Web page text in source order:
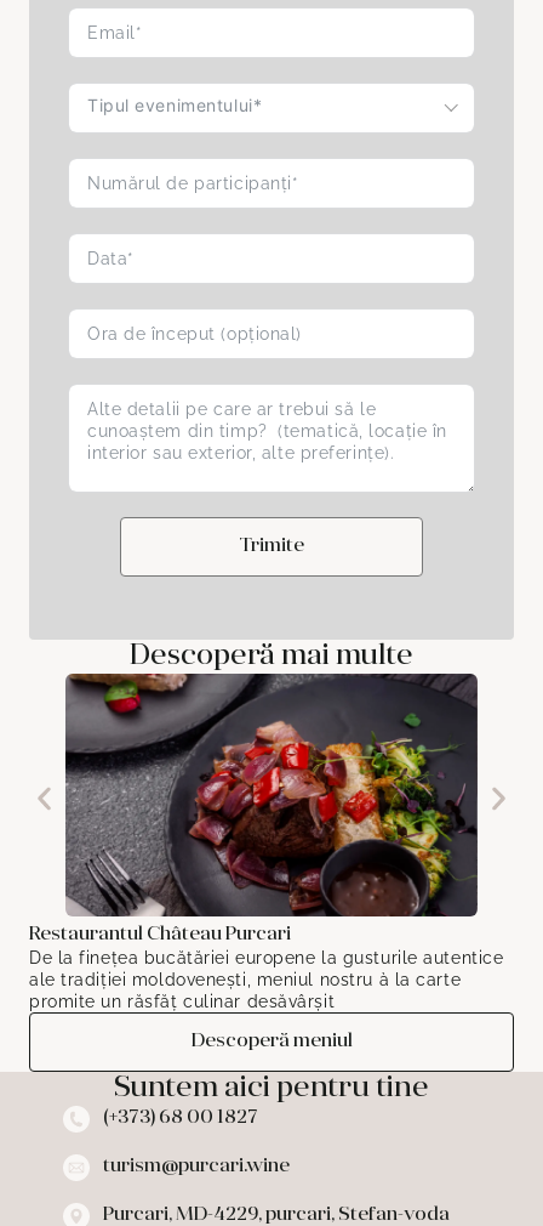
Tipul evenimentului*
Trimite
Descoperă mai multe
Restaurantul Château Purcari
De la finețea bucătăriei europene la gusturile autentice
ale tradiției moldovenești, meniul nostru à la carte
promite un răsfăț culinar desăvârșit
Descoperă meniul
Suntem aici pentru tine
(+373) 68 00 1827​
turism@purcari.wine
Purcari, MD-4229, purcari, Stefan-voda